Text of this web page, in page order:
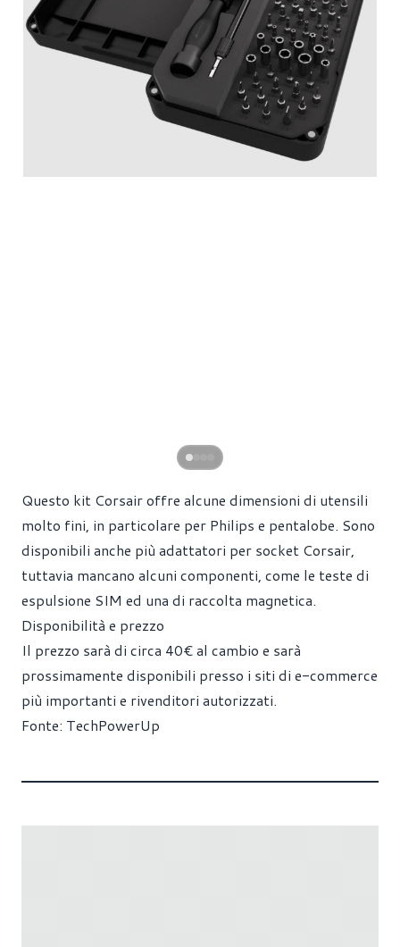
Questo kit Corsair offre alcune dimensioni di utensili
molto fini, in particolare per Philips e pentalobe. Sono
disponibili anche più adattatori per socket Corsair,
tuttavia mancano alcuni componenti, come le teste di
espulsione SIM ed una di raccolta magnetica.
Disponibilità e prezzo
Il prezzo sarà di circa 40€ al cambio e sarà
prossimamente disponibili presso i siti di e-commerce
più importanti e rivenditori autorizzati.
Fonte: TechPowerUp